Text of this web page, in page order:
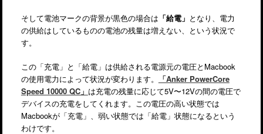
そして電池マークの背景が黒色の場合は 「給電」 となり、電力
の供給はしているものの電池の残量は増えない、という状況で
す。
この「充電」と「給電」は供給される電源元の電圧とMacbook
の使用電力によって状況が変わります。
「Anker PowerCore
Speed 10000 QC」 は充電の残量に応じて5V〜12Vの間の電圧で
デバイスの充電をしてくれます。この電圧の高い状態では
Macbookが「充電」、弱い状態では「給電」状態になるという
わけです。